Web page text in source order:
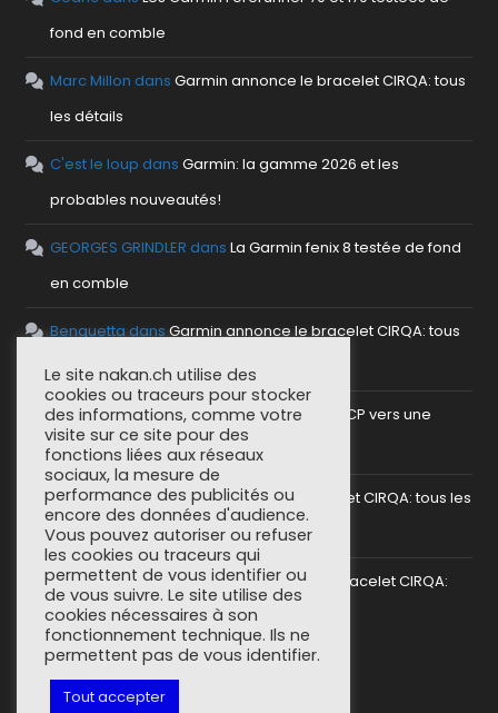
fond en comble
Marc Millon dansGarmin annonce le bracelet CIRQA: tous
les détails
C'est le loup dansGarmin: la gamme 2026 et les
probables nouveautés!
GEORGES GRINDLER dansLa Garmin fenix 8 testée de fond
en comble
Benguetta dansGarmin annonce le bracelet CIRQA: tous
les détails
anthodansMettre en place un serveur MCP vers une
plateforme sportive
SoCorsudans Garmin annonce le bracelet CIRQA: tous les
détails
greg (nakan)dansGarmin annonce le bracelet CIRQA:
tous les détails
Le site nakan.ch utilise des
cookies ou traceurs pour stocker
des informations, comme votre
visite sur ce site pour des
fonctions liées aux réseaux
sociaux, la mesure de
performance des publicités ou
encore des données d'audience.
Vous pouvez autoriser ou refuser
les cookies ou traceurs qui
permettent de vous identifier ou
de vous suivre. Le site utilise des
cookies nécessaires à son
fonctionnement technique. Ils ne
permettent pas de vous identifier.
Tout accepter